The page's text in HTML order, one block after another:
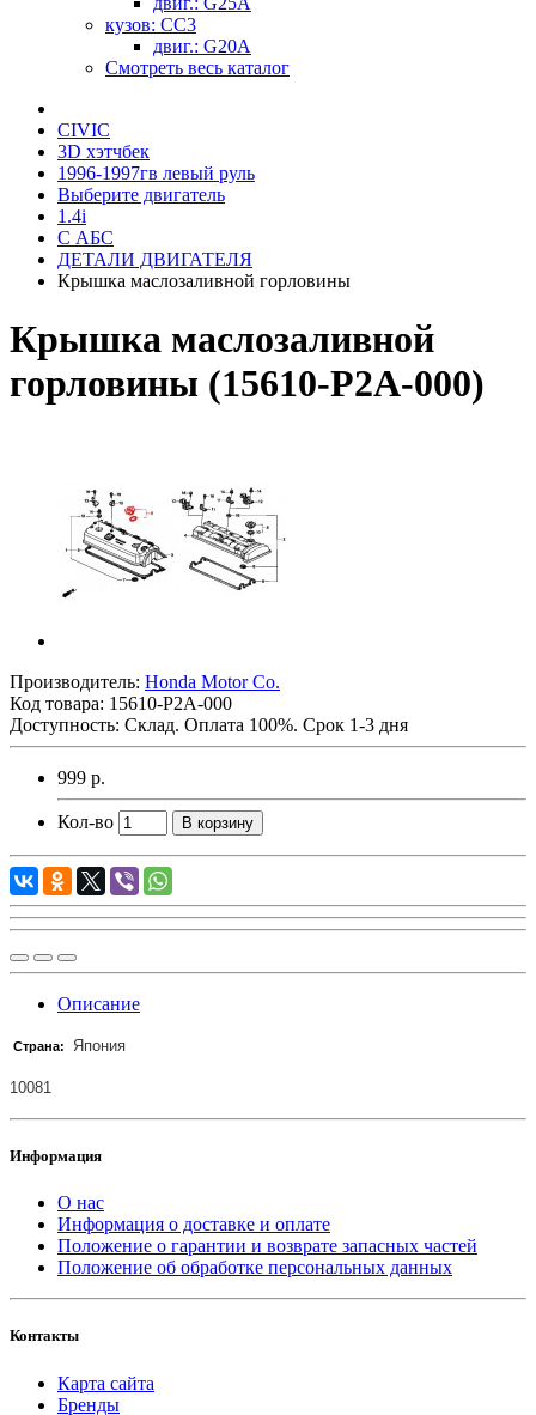
кузов: CC3
двиг.: G20A
Смотреть весь каталог
CIVIC
3D хэтчбек
1996-1997гв левый руль
Выберите двигатель
1.4i
С АБС
ДЕТАЛИ ДВИГАТЕЛЯ
Крышка маслозаливной горловины
Крышка маслозаливной
горловины (15610-P2A-000)
Производитель: Honda Motor Co.
Код товара: 15610-P2A-000
Доступность: Склад. Оплата 100%. Срок 1-3 дня
999 р.
Кол-во В корзину
Описание
Страна: Япония
10081
Информация
О нас
Информация о доставке и оплате
Положение о гарантии и возврате запасных частей
Положение об обработке персональных данных
Контакты
Карта сайта
Бренды